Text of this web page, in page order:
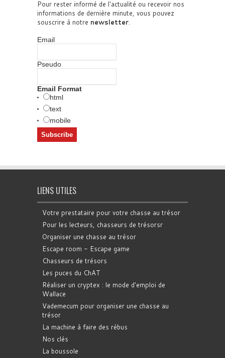
Pour rester informé de l'actualité ou recevoir nos
informations de dernière minute, vous pouvez
souscrire à notre newsletter.
Email
Pseudo
Email Format
html
text
mobile
LIENS UTILES
Votre prestataire pour votre chasse au trésor
Pour les lecteurs, chasseurs de trésorsr
Organiser une chasse au trésor
Escape room - Escape game
Chasseurs de trésors
Les puces du ChAT
Réaliser un cryptex : le mode d'emploi de
Wallace
Vademecum pour organiser une chasse au
trésor
La machine à faire des rébus
Nos clés
La boussole